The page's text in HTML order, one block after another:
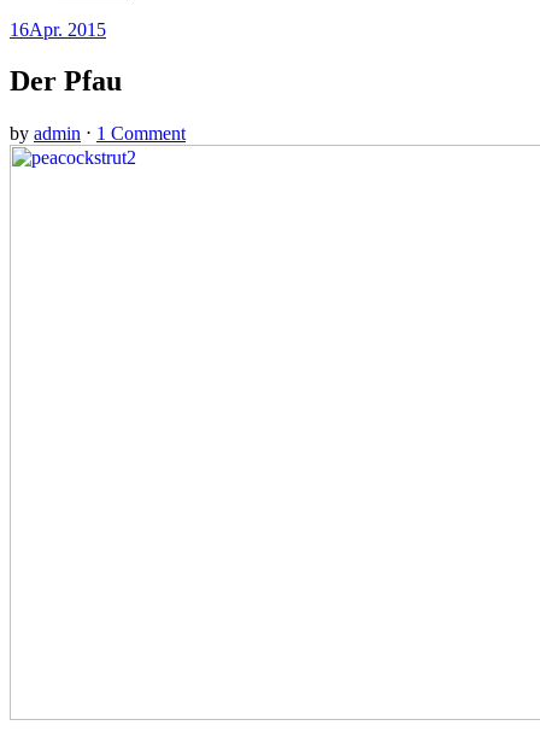
16Apr. 2015
Der Pfau
by admin ⋅ 1 Comment